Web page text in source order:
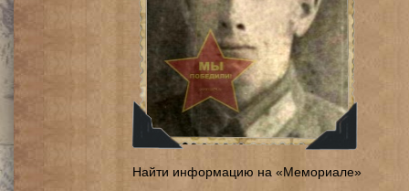
Найти информацию на «Мемориале»